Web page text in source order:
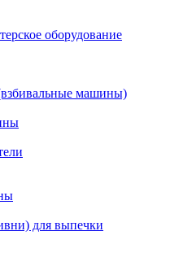
оборудование
машины)
для выпечки